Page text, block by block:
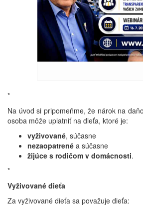
*
Na úvod si pripomeňme, že nárok na
osoba môže uplatniť na dieťa, ktoré je:
vyživované, súčasne
nezaopatrené a súčasne
žijúce s rodičom v domácnosti.
*
Vyživované dieťa
Za vyživované dieťa sa považuje dieťa: